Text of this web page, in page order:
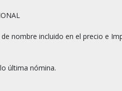
nombre incluido en el precio e
última nómina.